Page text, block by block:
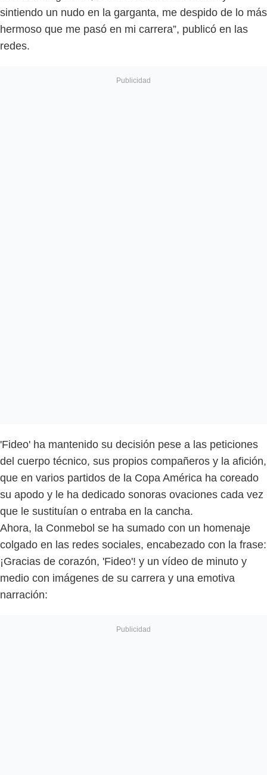
sintiendo un nudo en la garganta, me despido de lo más
hermoso que me pasó en mi carrera”, publicó en las
redes.
'Fideo' ha mantenido su decisión pese a las peticiones
del cuerpo técnico, sus propios compañeros y la afición,
que en varios partidos de la Copa América ha coreado
su apodo y le ha dedicado sonoras ovaciones cada vez
que le sustituían o entraba en la cancha.
Ahora, la Conmebol se ha sumado con un homenaje
colgado en las redes sociales, encabezado con la frase:
¡Gracias de corazón, 'Fideo'! y un vídeo de minuto y
medio con imágenes de su carrera y una emotiva
narración: